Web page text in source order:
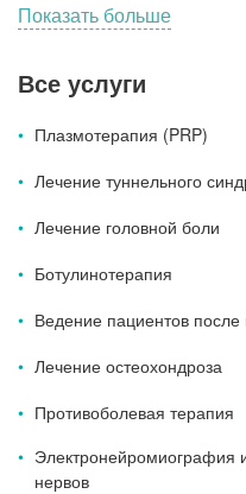
Показать больше
Все услуги
Плазмотерапия (PRP)
Лечение туннельного
Лечение головной боли
Ботулинотерапия
Ведение пациентов после
Лечение остеохондроза
Противоболевая терапия
Электронейромиография
нервов